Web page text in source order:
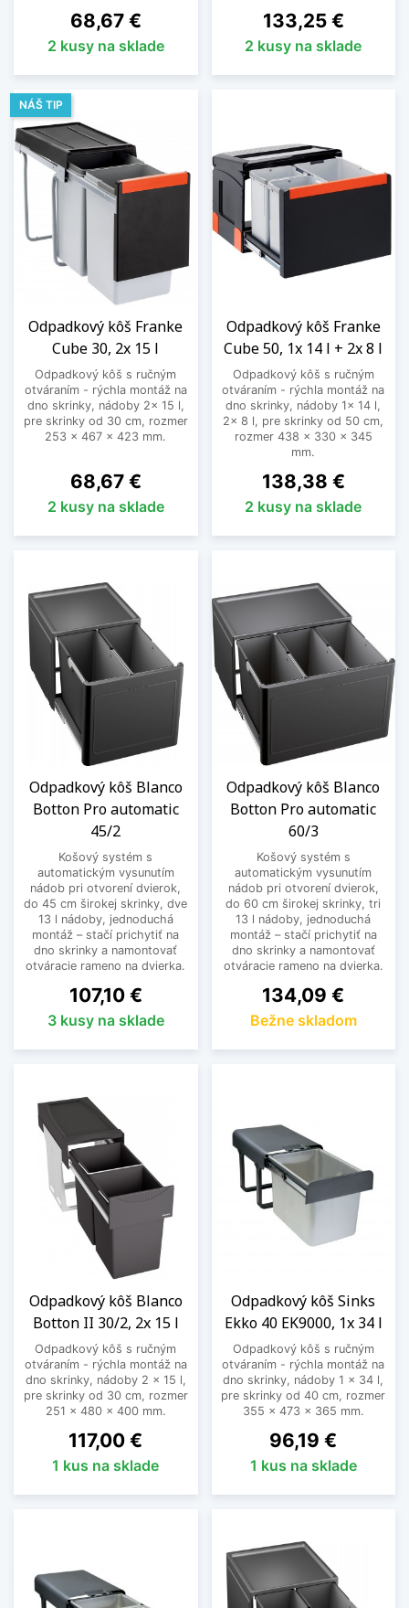
Cena
68,67 €
2 kusy na sklade
Cena
133,25 €
2 kusy na sklade
Odpadkový kôš Franke
Cube 30, 2x 15 l
Odpadkový kôš s ručným
otváraním - rýchla montáž na
dno skrinky, nádoby 2x 15 l,
pre skrinky od 30 cm, rozmer
253 x 467 x 423 mm.
Cena
68,67 €
2 kusy na sklade
NÁŠ TIP
Odpadkový kôš Franke
Cube 50, 1x 14 l + 2x 8 l
Odpadkový kôš s ručným
otváraním - rýchla montáž na
dno skrinky, nádoby 1x 14 l,
2x 8 l, pre skrinky od 50 cm,
rozmer 438 x 330 x 345
mm.
Cena
138,38 €
2 kusy na sklade
Odpadkový kôš Blanco
Botton Pro automatic
45/2
Košový systém s
automatickým vysunutím
nádob pri otvorení dvierok,
do 45 cm širokej skrinky, dve
13 l nádoby, jednoduchá
montáž – stačí prichytiť na
dno skrinky a namontovať
otváracie rameno na dvierka.
Cena
107,10 €
3 kusy na sklade
Odpadkový kôš Blanco
Botton Pro automatic
60/3
Košový systém s
automatickým vysunutím
nádob pri otvorení dvierok,
do 60 cm širokej skrinky, tri
13 l nádoby, jednoduchá
montáž – stačí prichytiť na
dno skrinky a namontovať
otváracie rameno na dvierka.
Cena
134,09 €
Bežne skladom
Odpadkový kôš Blanco
Botton II 30/2, 2x 15 l
Odpadkový kôš s ručným
otváraním - rýchla montáž na
dno skrinky, nádoby 2 x 15 l,
pre skrinky od 30 cm, rozmer
251 x 480 x 400 mm.
Cena
117,00 €
1 kus na sklade
Odpadkový kôš Sinks
Ekko 40 EK9000, 1x 34 l
Odpadkový kôš s ručným
otváraním - rýchla montáž na
dno skrinky, nádoby 1 x 34 l,
pre skrinky od 40 cm, rozmer
355 x 473 x 365 mm.
Cena
96,19 €
1 kus na sklade